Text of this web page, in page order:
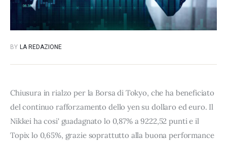
BY LA REDAZIONE
Chiusura in rialzo per la Borsa di Tokyo, che ha beneficiato
del continuo rafforzamento dello yen su dollaro ed euro. Il
Nikkei ha cosi' guadagnato lo 0,87% a 9222,52 punti e il
Topix lo 0,65%, grazie soprattutto alla buona performance